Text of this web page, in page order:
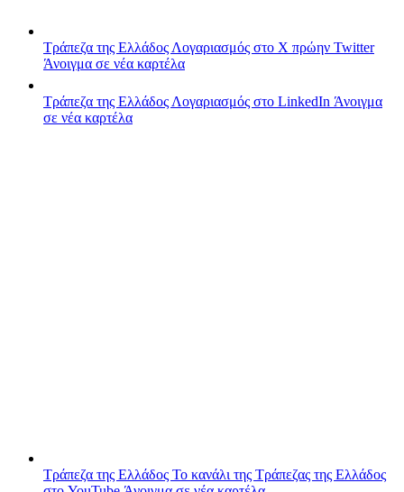
Τράπεζα της Ελλάδος Λογαριασμός στο X πρώην Twitter
Άνοιγμα σε νέα καρτέλα
Τράπεζα της Ελλάδος Λογαριασμός στο LinkedIn Άνοιγμα
σε νέα καρτέλα
Τράπεζα της Ελλάδος Το κανάλι της Τράπεζας της Ελλάδος